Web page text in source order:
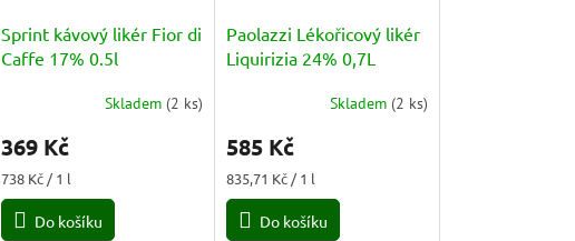
Sprint kávový likér Fior di
Caffe 17% 0.5l
Skladem(2 ks)
369 Kč
Měrná
cena:
738 Kč / 1 l
Do košíku
Paolazzi Lékořicový likér
Liquirizia 24% 0,7L
produktu
5,0
5
Skladem(2 ks)
585 Kč
Měrná
cena:
835,71 Kč / 1 l
Do košíku